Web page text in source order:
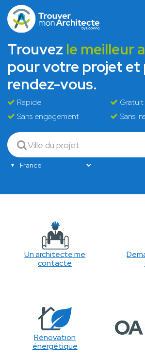
Trouvez le meilleur
pour votre projet et
rendez-vous.
Rapide
Gratuit
Sans engagement
Sans
Un architecte me
contacte
Rénovation
énergétique